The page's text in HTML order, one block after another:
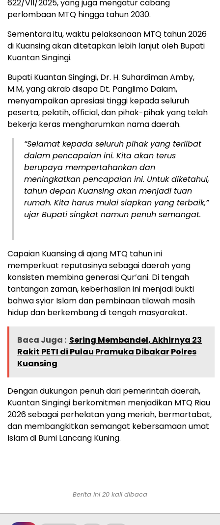
622/VII/2025, yang juga mengatur cabang
perlombaan MTQ hingga tahun 2030.
Sementara itu, waktu pelaksanaan MTQ tahun 2026
di Kuansing akan ditetapkan lebih lanjut oleh Bupati
Kuantan Singingi.
Bupati Kuantan Singingi, Dr. H. Suhardiman Amby,
M.M, yang akrab disapa Dt. Panglimo Dalam,
menyampaikan apresiasi tinggi kepada seluruh
peserta, pelatih, official, dan pihak-pihak yang telah
bekerja keras mengharumkan nama daerah.
“Selamat kepada seluruh pihak yang terlibat
dalam pencapaian ini. Kita akan terus
berupaya mempertahankan dan
meningkatkan pencapaian ini. Untuk diketahui,
tahun depan Kuansing akan menjadi tuan
rumah. Kita harus mulai siapkan yang terbaik,”
ujar Bupati singkat namun penuh semangat.
Capaian Kuansing di ajang MTQ tahun ini
memperkuat reputasinya sebagai daerah yang
konsisten membina generasi Qur’ani. Di tengah
tantangan zaman, keberhasilan ini menjadi bukti
bahwa syiar Islam dan pembinaan tilawah masih
hidup dan berkembang di tengah masyarakat.
Baca Juga : Sering Membandel, Akhirnya 23
Rakit PETI di Pulau Pramuka Dibakar Polres
Kuansing
Dengan dukungan penuh dari pemerintah daerah,
Kuantan Singingi berkomitmen menjadikan MTQ Riau
2026 sebagai perhelatan yang meriah, bermartabat,
dan membangkitkan semangat kebersamaan umat
Islam di Bumi Lancang Kuning.
Berita ini 20 kali dibaca